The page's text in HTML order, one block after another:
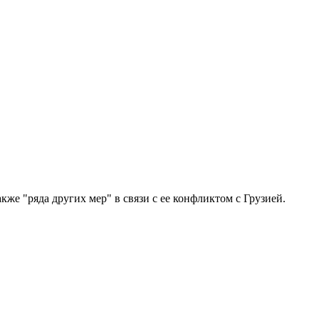
"ряда других мер" в связи с ее конфликтом с Грузией.